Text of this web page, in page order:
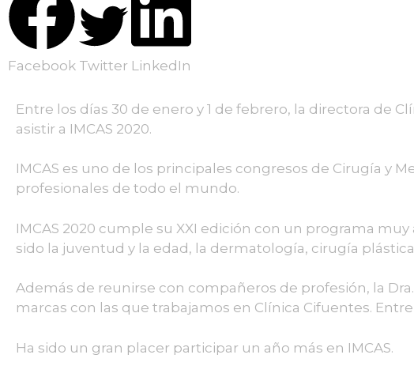
Facebook Twitter LinkedIn
Entre los días 30 de enero y 1 de febrero, la directora de
asistir a IMCAS 2020.
IMCAS es uno de los principales congresos de Cirugía y
profesionales de todo el mundo.
IMCAS 2020 cumple su XXI edición con un programa
sido la juventud y la edad, la dermatología, cirugía
Además de reunirse con compañeros de profesión, la
marcas con las que trabajamos en Clínica Cifuentes.
Ha sido un gran placer participar un año más en IMCAS.